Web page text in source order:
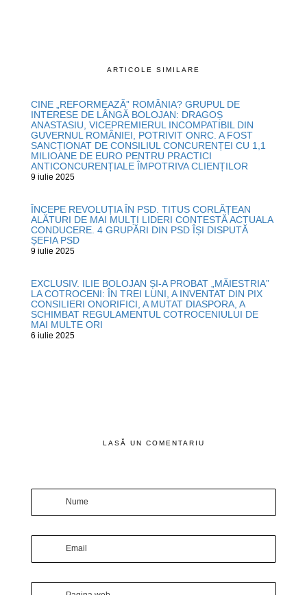
ARTICOLE SIMILARE
CINE „REFORMEAZĂ” ROMÂNIA? GRUPUL DE
INTERESE DE LÂNGĂ BOLOJAN: DRAGOȘ
ANASTASIU, VICEPREMIERUL INCOMPATIBIL DIN
GUVERNUL ROMÂNIEI, POTRIVIT ONRC. A FOST
SANCȚIONAT DE CONSILIUL CONCURENȚEI CU 1,1
MILIOANE DE EURO PENTRU PRACTICI
ANTICONCURENȚIALE ÎMPOTRIVA CLIENȚILOR
9 iulie 2025
ÎNCEPE REVOLUȚIA ÎN PSD. TITUS CORLĂȚEAN
ALĂTURI DE MAI MULȚI LIDERI CONTESTĂ ACTUALA
CONDUCERE. 4 GRUPĂRI DIN PSD ÎȘI DISPUTĂ
ȘEFIA PSD
9 iulie 2025
EXCLUSIV. ILIE BOLOJAN ȘI-A PROBAT „MĂIESTRIA”
LA COTROCENI: ÎN TREI LUNI, A INVENTAT DIN PIX
CONSILIERI ONORIFICI, A MUTAT DIASPORA, A
SCHIMBAT REGULAMENTUL COTROCENIULUI DE
MAI MULTE ORI
6 iulie 2025
LASĂ UN COMENTARIU
Nume
Email